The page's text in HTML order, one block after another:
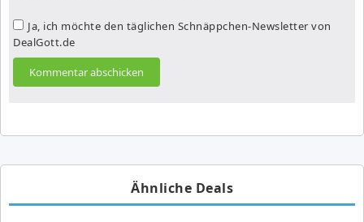
Ja, ich möchte den täglichen Schnäppchen-Newsletter von
DealGott.de
Ähnliche Deals